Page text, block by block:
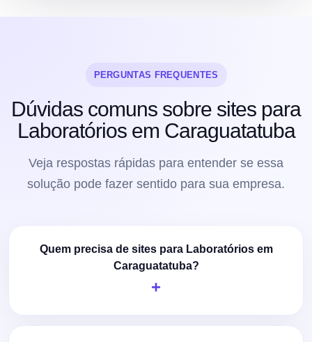
PERGUNTAS FREQUENTES
Dúvidas comuns sobre sites para
Laboratórios em Caraguatatuba
Veja respostas rápidas para entender se essa
solução pode fazer sentido para sua empresa.
Quem precisa de sites para Laboratórios em
Caraguatatuba?